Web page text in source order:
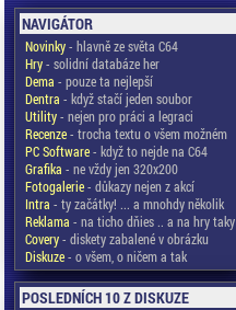
NAVIGÁTOR
Novinky- hlavně ze světa C64
Hry- solidní databáze her
Dema - pouze ta nejlepší
Dentra - když stačí jeden soubor
Utility- nejen pro práci a legraci
Recenze- trocha textu o všem možném
PC Software- když to nejde na C64
Grafika - ne vždy jen 320x200
Fotogalerie- důkazy nejen z akcí
Intra - ty začátky! ... a mnohdy několik
Reklama - na ticho dňies .. a na hry taky
Covery- diskety zabalené v obrázku
Diskuze- o všem, o ničem a tak
POSLEDNÍCH 10 Z DISKUZE